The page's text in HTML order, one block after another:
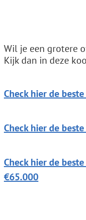
Wil je een grotere
Kijk dan in deze
Check hier de
Check hier de
Check hier de
€65.000